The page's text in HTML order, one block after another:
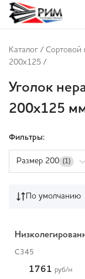
Каталог / Сортовой
200x125 /
Уголок
200x125
Фильтры:
Размер 200 (1)
По умолчанию
С345
1761 руб/м